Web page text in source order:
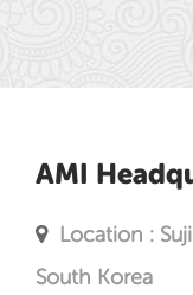
AMI
Location :
South Korea